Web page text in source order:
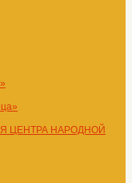
ЦЕНТРА НАРОДНОЙ